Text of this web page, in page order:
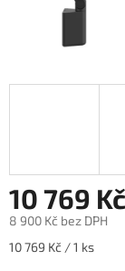
10 769 Kč
8 900 Kč bez DPH
Měrná
10 769 Kč / 1 ks